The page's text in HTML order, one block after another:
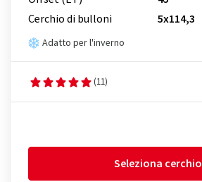
Cerchio di bulloni
5x114,3
Adatto per l'inverno
(11)
Seleziona cerchio